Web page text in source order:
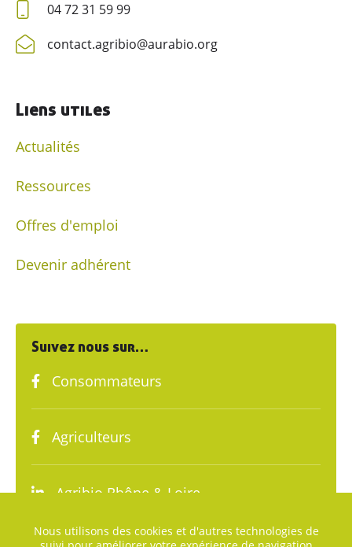
04 72 31 59 99
contact.agribio@aurabio.org
Liens utiles
Actualités
Ressources
Offres d'emploi
Devenir adhérent
Suivez nous sur…
Consommateurs
Agriculteurs
Agribio Rhône & Loire
Nous utilisons des cookies et d'autres technologies de